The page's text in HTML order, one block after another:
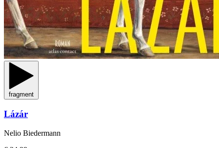
fragment
Lázár
Nelio Biedermann